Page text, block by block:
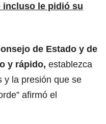
incluso le pidió su
de Estado y de
y rápido, establezca
y la presión que se
afirmó el